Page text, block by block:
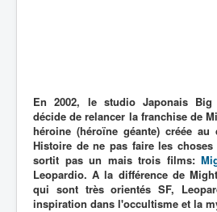
En 2002, le studio Japonais Big
décide de relancer la franchise de
héroine (héroïne géante) créée au
Histoire de ne pas faire les
sortit pas un mais trois films:
Leopardio. A la différence de
qui sont très orientés SF,
inspiration dans l'occultisme et la